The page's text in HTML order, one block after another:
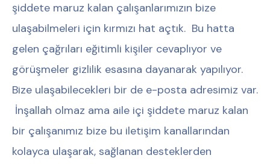
şiddete maruz kalan çalışanlarımızın bize
ulaşabilmeleri için kırmızı hat açtık. Bu hatta
gelen çağrıları eğitimli kişiler cevaplıyor ve
görüşmeler gizlilik esasına dayanarak yapılıyor.
Bize ulaşabilecekleri bir de e-posta adresimiz var.
İnşallah olmaz ama aile içi şiddete maruz kalan
bir çalışanımız bize bu iletişim kanallarından
kolayca ulaşarak, sağlanan desteklerden